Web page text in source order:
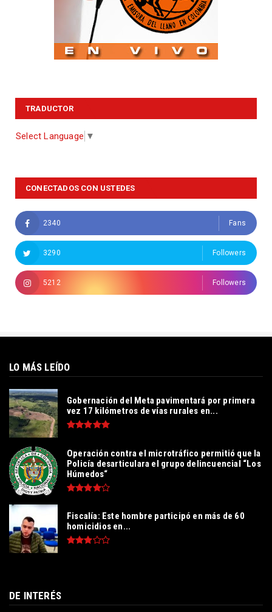
TRADUCTOR
Select Language ▼
CONECTADOS CON USTEDES
2340 Fans
3290 Followers
5212 Followers
LO MÁS LEÍDO
Gobernación del Meta pavimentará por primera
vez 17 kilómetros de vías rurales en...
Operación contra el microtráfico permitió que la
Policía desarticulara el grupo delincuencial “Los
Húmedos“
Fiscalía: Este hombre participó en más de 60
homicidios en...
DE INTERÉS